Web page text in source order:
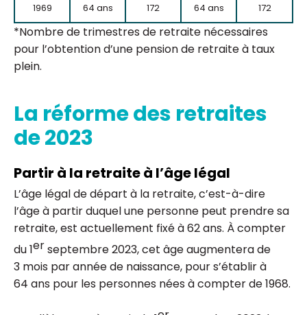
1969 64 ans 172 64 ans 172
*Nombre de trimestres de retraite nécessaires
pour l’obtention d’une pension de retraite à taux
plein.
La réforme des retraites
de 2023
Partir à la retraite à l’âge légal
L’âge légal de départ à la retraite, c’est-à-dire
l’âge à partir duquel une personne peut prendre sa
retraite, est actuellement fixé à 62 ans. À compter
du 1erseptembre 2023, cet âge augmentera de
3 mois par année de naissance, pour s’établir à
64 ans pour les personnes nées à compter de 1968.